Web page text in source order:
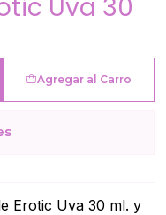
Uva 30
Agregar al Carro
Erotic Uva 30 ml. y